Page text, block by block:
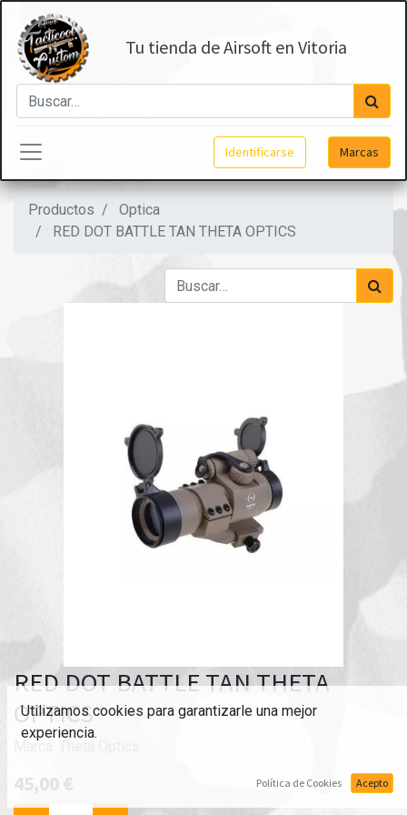
Tu tienda de Airsoft en Vitoria
Identificarse Marcas
Productos
Optica
RED DOT BATTLE TAN THETA OPTICS
RED DOT BATTLE TAN THETA
OPTICS
Marca:
45,00€
Utilizamos cookies para garantizarle una mejor
experiencia.
Política de Cookies Acepto